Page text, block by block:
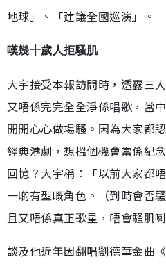
地球」、「建議全國巡演」。
嘆幾十歲人拒騷肌
大宇接受本報訪問時，透露三
又唔係完完全全淨係唱歌，當
開開心心做場騷。因為大家都
經典港劇，想搵個機會當係紀
回憶？大宇稱︰「以前大家都
一啲有型嘅角色。（到時會否
且又唔係真正歌星，唔會騷肌喇
談及他近年因翻唱劉德華金曲